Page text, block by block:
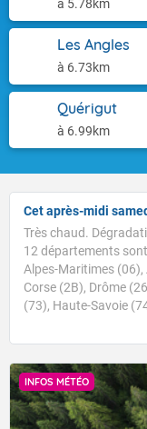
à 5.78km
Les Angles
à 6.73km
Quérigut
à 6.99km
Cet après-midi
Très chaud.
12 départements
Alpes-Maritimes (06),
Corse (2B), Drôme
(73), Haute-Savoie
INFOS MÉTÉO